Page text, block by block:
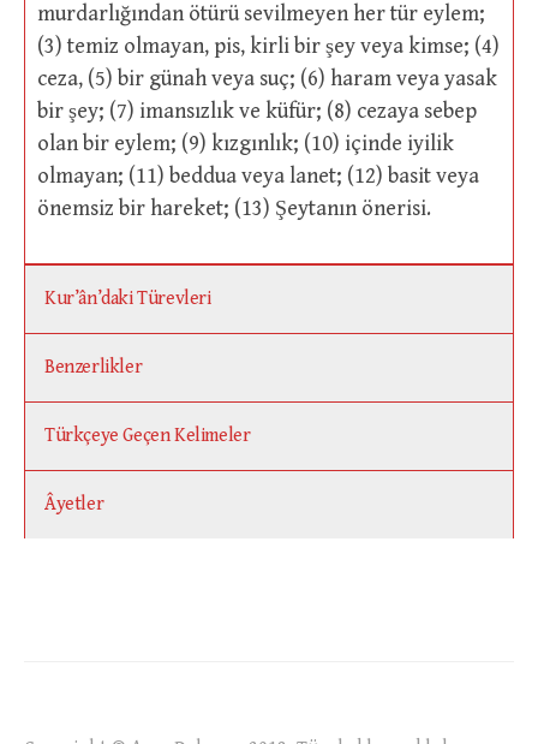
murdarlığından ötürü sevilmeyen her tür eylem;
(3) temiz olmayan, pis, kirli bir şey veya kimse; (4)
ceza, (5) bir günah veya suç; (6) haram veya yasak
bir şey; (7) imansızlık ve küfür; (8) cezaya sebep
olan bir eylem; (9) kızgınlık; (10) içinde iyilik
olmayan; (11) beddua veya lanet; (12) basit veya
önemsiz bir hareket; (13) Şeytanın önerisi.
Kur’ân’daki Türevleri
Benzerlikler
Türkçeye Geçen Kelimeler
Âyetler